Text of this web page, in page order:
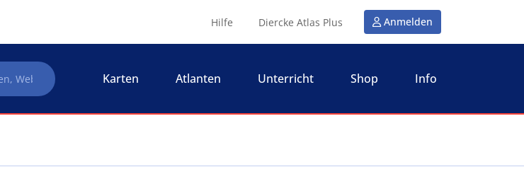
Hilfe Diercke Atlas Plus Anmelden
Karten Atlanten Unterricht Shop Info